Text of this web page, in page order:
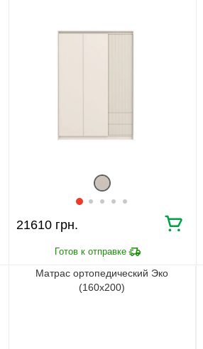
21610 грн.
Матрас ортопедический Эко
(160х200)